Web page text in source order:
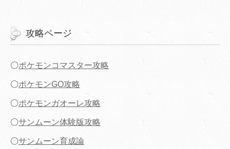
攻略ページ
〇ポケモンコマスター攻略
〇ポケモンGO攻略
〇ポケモンガオーレ攻略
〇サンムーン体験版攻略
〇サンムーン育成論